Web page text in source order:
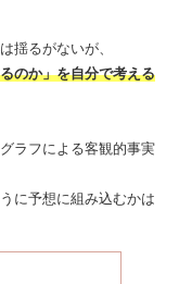
揺るがないが、
のか」を自分で考える
ラフによる客観的事実
に予想に組み込むかは